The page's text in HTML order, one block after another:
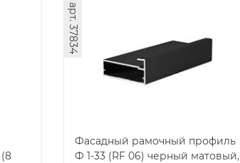
Фасадный рамочный профиль
Ф 1-33 (RF 06) черный матовый,
арт. 37834